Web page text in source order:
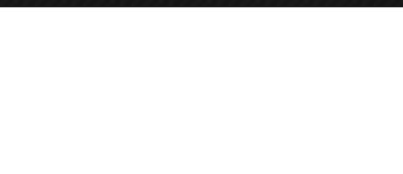
is megállja a helyét” –
MERTEK.